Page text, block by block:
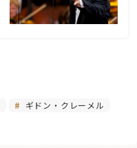
ギドン・クレーメル